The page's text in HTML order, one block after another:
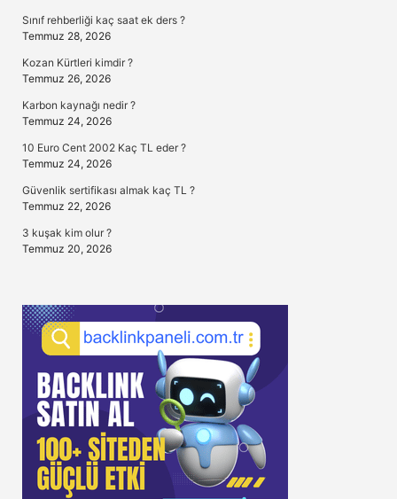
Sınıf rehberliği kaç saat ek ders ?
Temmuz 28, 2026
Kozan Kürtleri kimdir ?
Temmuz 26, 2026
Karbon kaynağı nedir ?
Temmuz 24, 2026
10 Euro Cent 2002 Kaç TL eder ?
Temmuz 24, 2026
Güvenlik sertifikası almak kaç TL ?
Temmuz 22, 2026
3 kuşak kim olur ?
Temmuz 20, 2026